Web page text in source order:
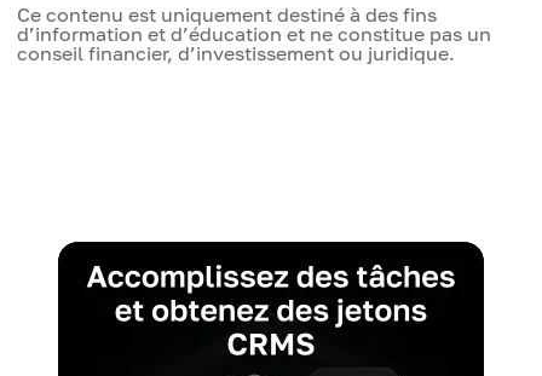
Ce contenu est uniquement destiné à des fins
d’information et d’éducation et ne constitue pas un
conseil financier, d’investissement ou juridique.